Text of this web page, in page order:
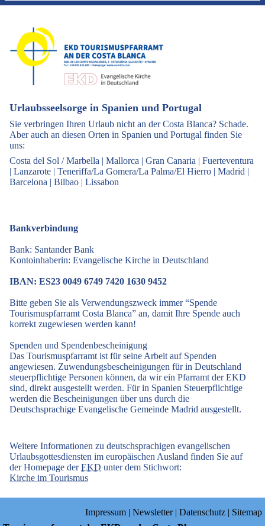
Urlaubsseelsorge in Spanien und Portugal
Sie verbringen Ihren Urlaub nicht an der Costa Blanca? Schade.
Aber auch an diesen Orten in Spanien und Portugal finden Sie
uns:
Costa del Sol / Marbella | Mallorca | Gran Canaria | Fuerteventura
| Lanzarote | Teneriffa/La Gomera/La Palma/El Hierro | Madrid |
Barcelona | Bilbao | Lissabon
Bankverbindung
Bank: Santander Bank
Kontoinhaberin: Evangelische Kirche in Deutschland
IBAN: ES23 0049 6749 7420 1630 9452
Bitte geben Sie als Verwendungszweck immer “Spende
Tourismuspfarramt Costa Blanca” an, damit Ihre Spende auch
korrekt zugewiesen werden kann!
Spenden und Spendenbescheinigung
Das Tourismuspfarramt ist für seine Arbeit auf Spenden
angewiesen. Zuwendungsbescheinigungen für in Deutschland
steuerpflichtige Personen können, da wir ein Pfarramt der EKD
sind, direkt ausgestellt werden. Für in Spanien Steuerpflichtige
werden die Bescheinigungen über uns durch die
Deutschsprachige Evangelische Gemeinde Madrid ausgestellt.
Weitere Informationen zu deutschsprachigen evangelischen
Urlaubsgottesdiensten im europäischen Ausland finden Sie auf
der Homepage derEKD unter dem Stichwort:
Kirche im Tourismus
Impressum | Newsletter| Datenschutz | Sitemap